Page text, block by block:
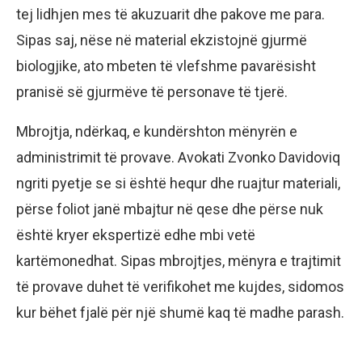
tej lidhjen mes të akuzuarit dhe pakove me para.
Sipas saj, nëse në material ekzistojnë gjurmë
biologjike, ato mbeten të vlefshme pavarësisht
pranisë së gjurmëve të personave të tjerë.
Mbrojtja, ndërkaq, e kundërshton mënyrën e
administrimit të provave. Avokati Zvonko Davidoviq
ngriti pyetje se si është hequr dhe ruajtur materiali,
përse foliot janë mbajtur në qese dhe përse nuk
është kryer ekspertizë edhe mbi vetë
kartëmonedhat. Sipas mbrojtjes, mënyra e trajtimit
të provave duhet të verifikohet me kujdes, sidomos
kur bëhet fjalë për një shumë kaq të madhe parash.